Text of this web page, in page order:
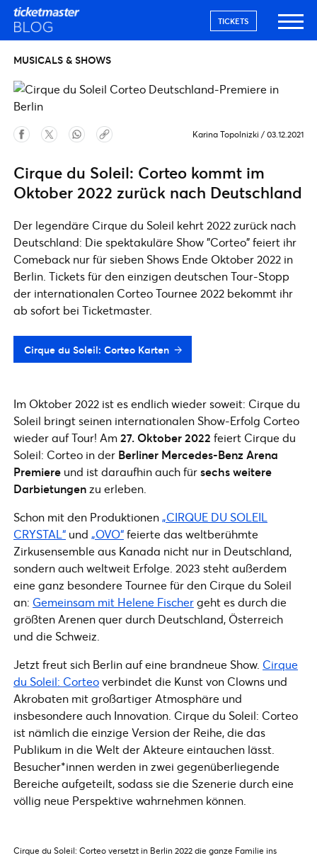
TICKETS
MUSICALS & SHOWS
Karina Topolnizki / 03.12.2021
Cirque du Soleil: Corteo kommt im
Oktober 2022 zurück nach Deutschland
Der legendäre Cirque du Soleil kehrt 2022 zurück nach
Deutschland: Die spektakuläre Show "Corteo" feiert ihr
Comeback nur für sieben Shows Ende Oktober 2022 in
Berlin. Tickets für den einzigen deutschen Tour-Stopp
der internationalen Corteo Tournee 2022 bekommt ihr
ab sofort bei Ticketmaster.
Cirque du Soleil: Corteo Karten
Im Oktober 2022 ist es endlich wieder soweit: Cirque du
Soleil bringt seinen internationalen Show-Erfolg Corteo
wieder auf Tour! Am27. Oktober 2022 feiert Cirque du
Soleil: Corteo in der Berliner Mercedes-Benz Arena
Premiere und ist daraufhin auch fürsechs weitere
Darbietungenzu erleben.
Schon mit den Produktionen„CIRQUE DU SOLEIL
CRYSTAL“ und „OVO“feierte das weltberühmte
Zirkusensemble aus Kanada nicht nur in Deutschland,
sondern auch weltweit Erfolge. 2023 steht außerdem
eine ganz besondere Tournee für den Cirque du Soleil
an: Gemeinsam mit Helene Fischergeht es durch die
größten Arenen quer durch Deutschland, Österreich
und die Schweiz.
Jetzt freut sich Berlin auf eine brandneue Show. Cirque
du Soleil: Corteoverbindet die Kunst von Clowns und
Akrobaten mit großartiger Atmosphäre und
insbesondere auch Innovation. Cirque du Soleil: Corteo
ist nämlich die einzige Version der Reihe, die das
Publikum in die Welt der Akteure eintauchen lässt.
Besucher*innen werden in zwei gegenüberliegende
Bereiche aufgeteilt, sodass sie die Szenerie durch eine
völlig neue Perspektive wahrnehmen können.
Cirque du Soleil: Corteo versetzt in Berlin 2022 die ganze Familie ins